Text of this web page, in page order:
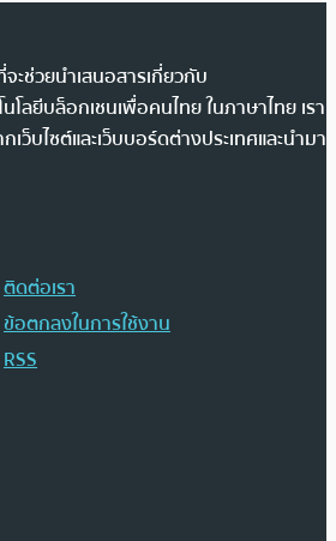
ะช่วยนำเสนอสารเกี่ยวกับ
โลยีบล็อกเชนเพื่อคนไทย ในภาษาไทย เรา
ว็บไซต์และเว็บบอร์ดต่างประเทศและนำมา
ติดต่อเรา
ข้อตกลงในการใช้งาน
RSS